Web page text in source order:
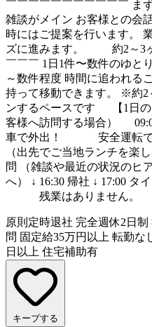
￣￣￣￣￣￣￣￣￣￣￣ ま
雑談がメイン お客様との会
時にはご提案を行います。
ズに進みます。 約2～3ヶ
￣￣￣ 1日1件〜数件のゆと
～数件程度 時間に追われる
持って移動できます。 ※約2
ンするペースです 【1日の
客様へ訪問する場合）
車で外出！ 安全運転で向
（出先でご当地ランチを楽
問 （雑談や最近の状況のヒ
へ） ↓ 16:30 帰社 ↓ 17:00 タ
残業はありません。
原則定時退社 完全週休2日制
問 固定給35万円以上 転勤な
日以上 住宅補助有
キープする